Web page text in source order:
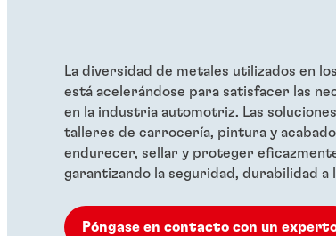
La diversidad de metales utilizados en
está acelerándose para satisfacer las
en la industria automotriz. Las
talleres de carrocería, pintura y
endurecer, sellar y proteger
garantizando la seguridad, durabilidad a
Póngase en contacto con un